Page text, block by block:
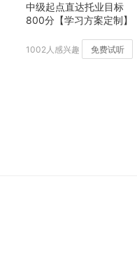
中级起点直达托业目标
800分【学习方案定制】
1002人感兴趣 免费试听